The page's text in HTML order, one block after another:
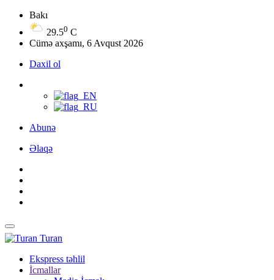
Bakı
29.50 C
Cümə axşamı, 6 Avqust 2026
Daxil ol
Abunə
Əlaqə
Turan
Ekspress təhlil
İcmallar